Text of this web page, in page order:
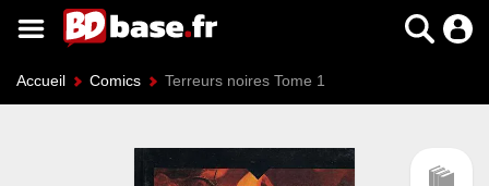
Accueil Comics Terreurs noires Tome 1